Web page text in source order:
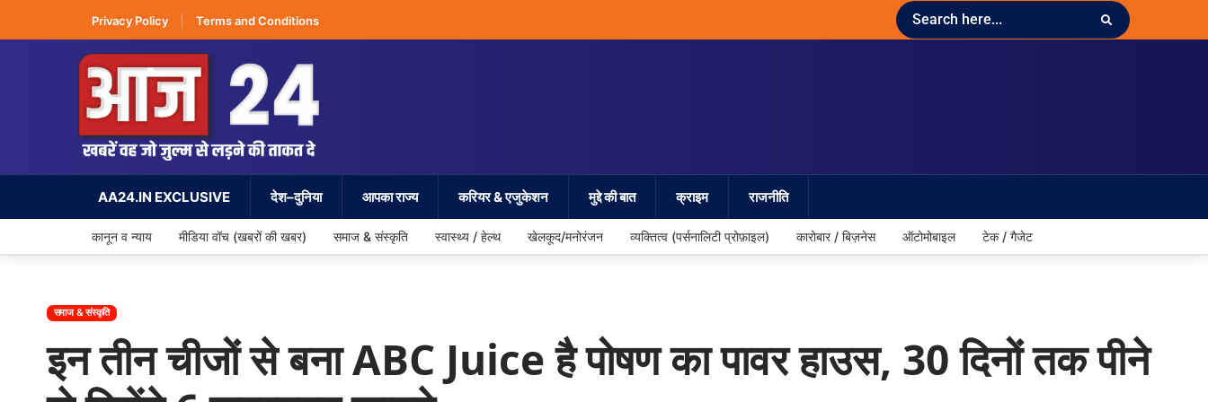
Privacy Policy Terms and Conditions
AA24.IN EXCLUSIVE देश–दुनिया आपका राज्य करियर & एजुकेशन मुद्दे की बात क्राइम राजनीति
कानून व न्याय मीडिया वॉच (खबरों की खबर) समाज & संस्कृति स्वास्थ्य / हेल्थ खेलकूद/मनोरंजन व्यक्तित्व (पर्सनालिटी प्रोफ़ाइल) कारोबार / बिज़नेस ऑटोमोबाइल टेक / गैजेट
समाज & संस्कृति
इन तीन चीजों से बना ABC Juice है पोषण का पावर हाउस, 30 दिनों तक पीने